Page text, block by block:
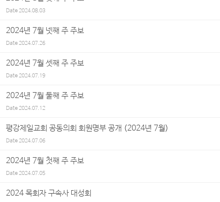
Date2024.08.03
2024년 7월 넷째 주 주보
Date2024.07.26
2024년 7월 셋째 주 주보
Date2024.07.19
2024년 7월 둘째 주 주보
Date2024.07.12
평강제일교회 공동의회 회원명부 공개 (2024년 7월)
Date2024.07.06
2024년 7월 첫째 주 주보
Date2024.07.05
2024 목회자 구속사 대성회